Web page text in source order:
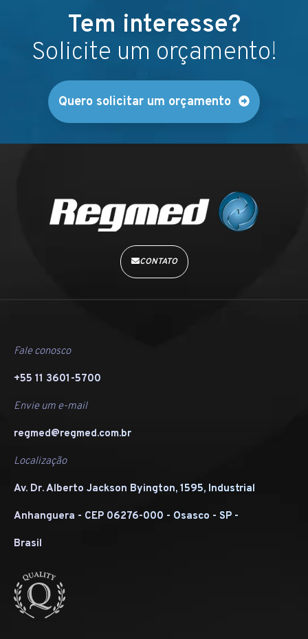
Tem interesse?
Solicite um orçamento!
Quero solicitar um orçamento
CONTATO
Fale conosco
+55 11 3601-5700
Envie um e-mail
regmed@regmed.com.br
Localização
Av. Dr. Alberto Jackson Byington, 1595, Industrial
Anhanguera - CEP 06276-000 - Osasco - SP -
Brasil